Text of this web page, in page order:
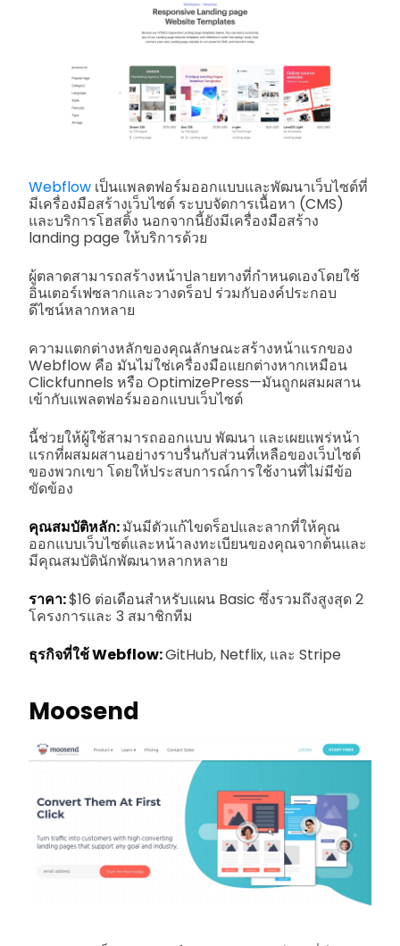
Webflow เป็นแพลตฟอร์มออกแบบและพัฒนาเว็บไซต์ที่
มีเครื่องมือสร้างเว็บไซต์ ระบบจัดการเนื้อหา (CMS)
และบริการโฮสติ้ง นอกจากนี้ยังมีเครื่องมือสร้าง
landing page ให้บริการด้วย
ผู้ตลาดสามารถสร้างหน้าปลายทางที่กำหนดเองโดยใช้
อินเตอร์เฟซลากและวางดร็อป ร่วมกับองค์ประกอบ
ดีไซน์หลากหลาย
ความแตกต่างหลักของคุณลักษณะสร้างหน้าแรกของ
Webflow คือ มันไม่ใช่เครื่องมือแยกต่างหากเหมือน
Clickfunnels หรือ OptimizePress—มันถูกผสมผสาน
เข้ากับแพลตฟอร์มออกแบบเว็บไซต์
นี้ช่วยให้ผู้ใช้สามารถออกแบบ พัฒนา และเผยแพร่หน้า
แรกที่ผสมผสานอย่างราบรื่นกับส่วนที่เหลือของเว็บไซต์
ของพวกเขา โดยให้ประสบการณ์การใช้งานที่ไม่มีข้อ
ขัดข้อง
คุณสมบัติหลัก:มันมีตัวแก้ไขดร็อปและลากที่ให้คุณ
ออกแบบเว็บไซต์และหน้าลงทะเบียนของคุณจากต้นและ
มีคุณสมบัตินักพัฒนาหลากหลาย
ราคา:$16 ต่อเดือนสำหรับแผน Basic ซึ่งรวมถึงสูงสุด 2
โครงการและ 3 สมาชิกทีม
ธุรกิจที่ใช้ Webflow:GitHub, Netflix, และ Stripe
Moosend